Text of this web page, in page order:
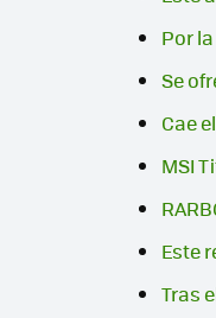
Por
Se
Cae
MSI
Este
Tras